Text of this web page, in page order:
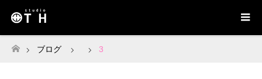
ホーム
ブログ 3